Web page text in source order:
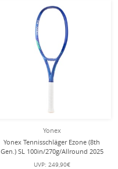
Yonex
Yonex Tennisschläger Ezone (8th
Gen.) SL 100in/270g/Allround 2025
blau - unbesaitet -
UVP: 249,90€